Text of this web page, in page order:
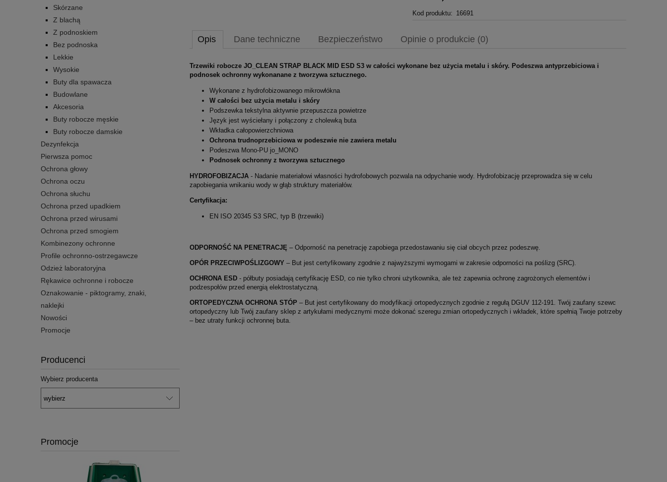
Skórzane
Z blachą
Z podnoskiem
Bez podnoska
Lekkie
Wysokie
Buty dla spawacza
Budowlane
Akcesoria
Buty robocze męskie
Buty robocze damskie
Dezynfekcja
Pierwsza pomoc
Ochrona głowy
Ochrona oczu
Ochrona słuchu
Ochrona przed upadkiem
Ochrona przed wirusami
Ochrona przed smogiem
Kombinezony ochronne
Profile ochronno-ostrzegawcze
Odzież laboratoryjna
Rękawice ochronne i robocze
Oznakowanie - piktogramy, znaki,
naklejki
Nowości
Promocje
Producenci
Wybierz producenta
Promocje
Kod produktu: 16691
Opis Dane techniczne Bezpieczeństwo Opinie o produkcie (0)
Trzewiki robocze JO_CLEAN STRAP BLACK MID ESD S3 w całości wykonane bez użycia metalu i skóry. Podeszwa antyprzebiciowa i
podnosek ochronny wykonanane z tworzywa sztucznego.
Wykonane z hydrofobizowanego mikrowłókna
W całości bez użycia metalu i skóry
Podszewka tekstylna aktywnie przepuszcza powietrze
Język jest wyściełany i połączony z cholewką buta
Wkładka całopowierzchniowa
Ochrona trudnoprzebiciowa w podeszwie nie zawiera metalu
Podeszwa Mono-PU jo_MONO
Podnosek ochronny z tworzywa sztucznego
HYDROFOBIZACJA - Nadanie materiałowi własności hydrofobowych pozwala na odpychanie wody. Hydrofobizację przeprowadza się w celu
zapobiegania wnikaniu wody w głąb struktury materiałów.
Certyfikacja:
EN ISO 20345 S3 SRC, typ B (trzewiki)
ODPORNOŚĆ NA PENETRACJĘ – Odporność na penetrację zapobiega przedostawaniu się ciał obcych przez podeszwę.
OPÓR PRZECIWPOŚLIZGOWY – But jest certyfikowany zgodnie z najwyższymi wymogami w zakresie odporności na poślizg (SRC).
OCHRONA ESD - półbuty posiadają certyfikację ESD, co nie tylko chroni użytkownika, ale też zapewnia ochronę zagrożonych elementów i
podzespołów przed energią elektrostatyczną.
ORTOPEDYCZNA OCHRONA STÓP – But jest certyfikowany do modyfikacji ortopedycznych zgodnie z regułą DGUV 112-191. Twój zaufany szewc
ortopedyczny lub Twój zaufany sklep z artykułami medycznymi może dokonać szeregu zmian ortopedycznych i wkładek, które spełnią Twoje potrzeby
– bez utraty funkcji ochronnej buta.